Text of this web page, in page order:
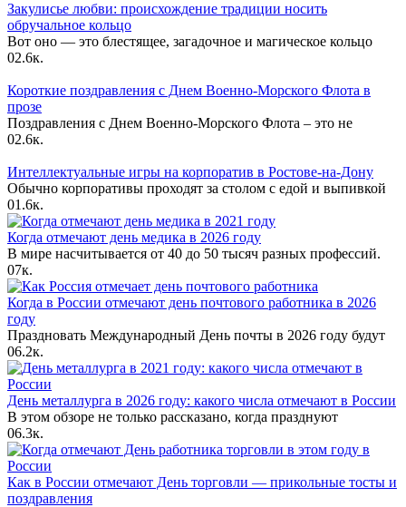
Закулисье любви: происхождение традиции носить
обручальное кольцо
Вот оно — это блестящее, загадочное и магическое кольцо
02.6к.
Короткие поздравления с Днем Военно-Морского Флота в
прозе
Поздравления с Днем Военно-Морского Флота – это не
02.6к.
Интеллектуальные игры на корпоратив в Ростове-на-Дону
Обычно корпоративы проходят за столом с едой и выпивкой
01.6к.
Когда отмечают день медика в 2026 году
В мире насчитывается от 40 до 50 тысяч разных профессий.
07к.
Когда в России отмечают день почтового работника в 2026
году
Праздновать Международный День почты в 2026 году будут
06.2к.
День металлурга в 2026 году: какого числа отмечают в России
В этом обзоре не только рассказано, когда празднуют
06.3к.
Как в России отмечают День торговли — прикольные тосты и
поздравления